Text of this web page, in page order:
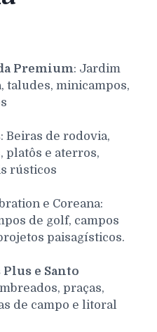
Premium: Jardim
taludes, minicampos,
: Beiras de rodovia,
platôs e aterros,
rústicos
e Coreana:
de golf, campos
paisagísticos.
Plus e Santo
praças,
de campo e litoral